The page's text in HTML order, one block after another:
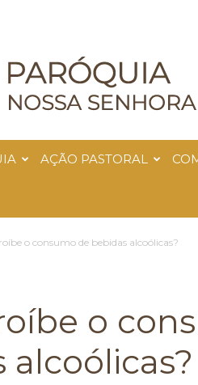
AÇÃO PASTORAL
o consumo de bebidas alcoólicas?
o
alcoólicas?